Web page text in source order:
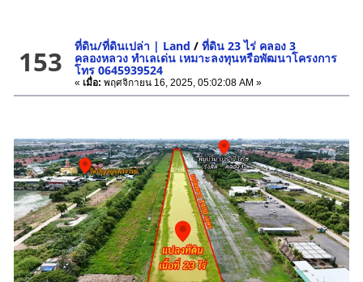
153 ที่ดิน/ที่ดินเปล่า | Land /ที่ดิน 23 ไร่ คลอง 3
คลองหลวง ทำเลเด่น เหมาะลงทุนหรือพัฒนาโครงการ
โทร 0645939524
« เมื่อ: พฤศจิกายน 16, 2025, 05:02:08 AM »